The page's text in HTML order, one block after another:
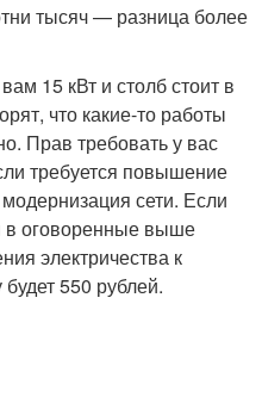
тысяч — разница более
15 кВт и столб стоит в
что какие-то работы
Прав требовать у вас
требуется повышение
сети. Если
в оговоренные выше
электричества к
550 рублей.